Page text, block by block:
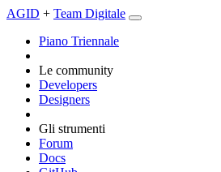
AGID + Team Digitale
Piano Triennale
Le community
Developers
Designers
Gli strumenti
Forum
Docs